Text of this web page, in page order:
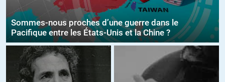
Sommes-nous proches d’une guerre dans le
Pacifique entre les États-Unis et la Chine ?